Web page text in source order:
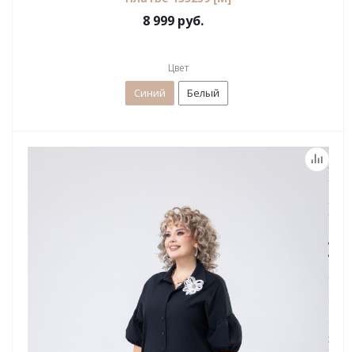
8 999 руб.
Цвет
Синий Белый